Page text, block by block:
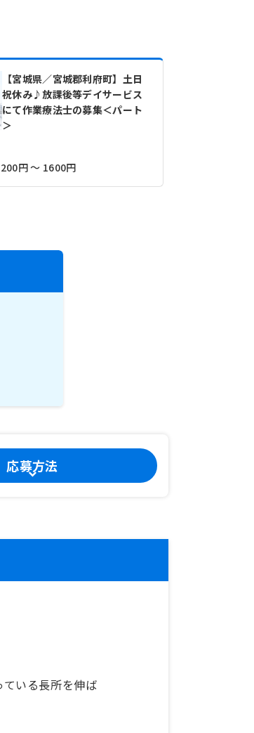
【宮城県／宮城郡利府町】土日
祝休み♪放課後等デイサービス
にて作業療法士の募集＜パート
＞
円 ～ 1600円
応募方法
いる長所を伸ば